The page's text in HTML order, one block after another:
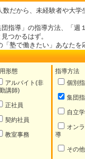
だから、未経験者や大
指導」の指導方法、「週
つかるはず。
塾で働きたい」あなたを
形態
アルバイト(非
講師)
正社員
契約社員
教室事務
指導方法
個別
集団
自立
オン
導
その他